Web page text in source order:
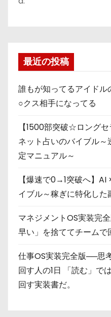
最近の投稿
誰もが知ってるアイド
○クス相手になってる
【1500部突破☆ロング
ネット占いのバイブル
定マニュアル～
【爆速で0→1突破へ】
イブル～稼ぎに特化し
マネジメントOS実装完
早い」を捨ててチームで
仕事OS実装完全版──思
回す人の1日 「読む」で
回す実装書だ。